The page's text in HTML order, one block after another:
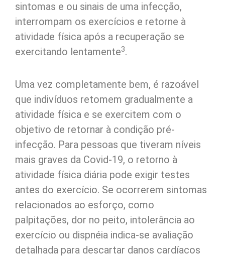
sintomas e ou sinais de uma infecção,
interrompam os exercícios e retorne à
atividade física após a recuperação se
exercitando lentamente3.
Uma vez completamente bem, é razoável
que indivíduos retomem gradualmente a
atividade física e se exercitem com o
objetivo de retornar à condição pré-
infecção. Para pessoas que tiveram níveis
mais graves da Covid-19, o retorno à
atividade física diária pode exigir testes
antes do exercício. Se ocorrerem sintomas
relacionados ao esforço, como
palpitações, dor no peito, intolerância ao
exercício ou dispnéia indica-se avaliação
detalhada para descartar danos cardíacos